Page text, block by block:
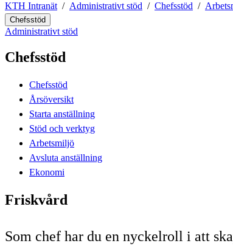
KTH Intranät Administrativt stöd Chefsstöd
Chefsstöd
Administrativt stöd
Chefsstöd
Chefsstöd
Årsöversikt
Starta anställning
Stöd och verktyg
Arbetsmiljö
Avsluta anställning
Ekonomi
Friskvård
Som chef har du en nyckelroll i att